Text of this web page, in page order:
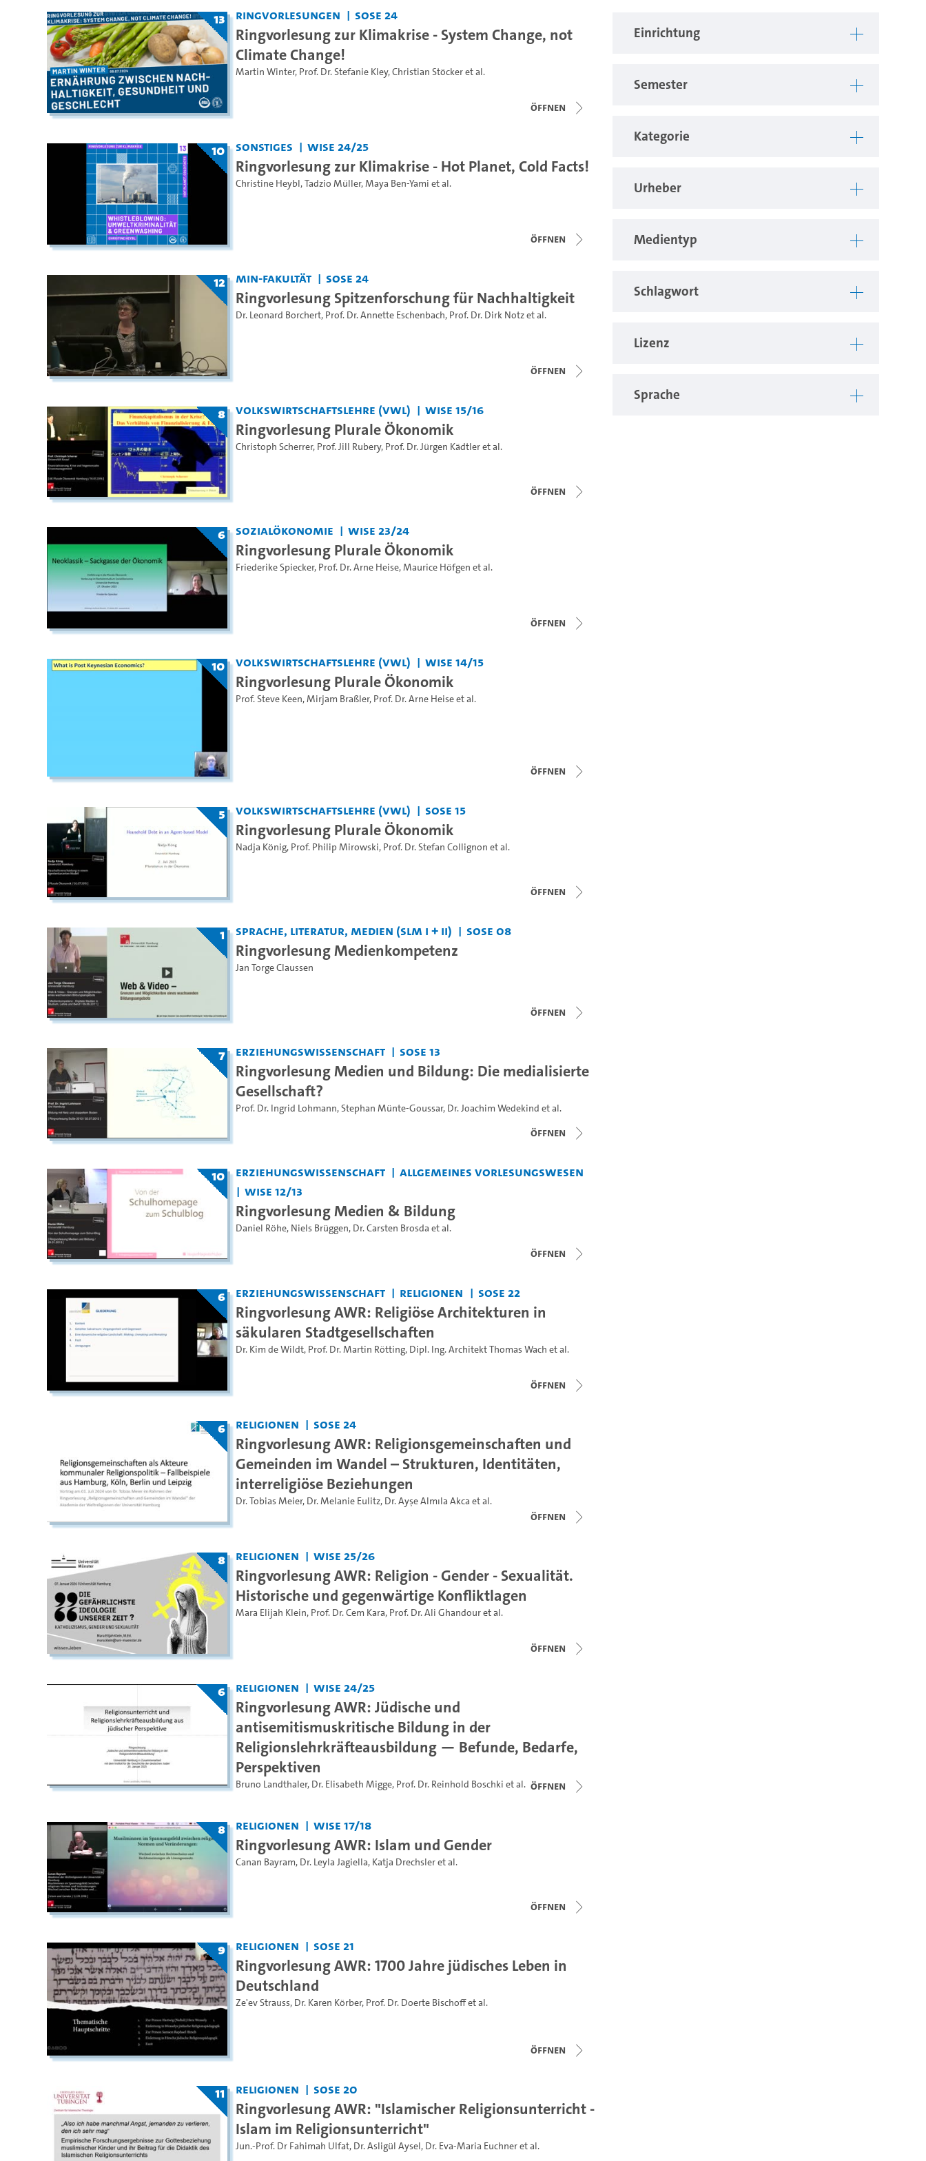
Einrichtung
Semester
Kategorie
Urheber
Medientyp
Schlagwort
Lizenz
Sprache
13 Ringvorlesungen SoSe 24
Ringvorlesung zur Klimakrise - System Change, not
Climate Change!
Martin Winter, Prof. Dr. Stefanie Kley,Christian Stöckeret al.
Öffnen
10 Sonstiges WiSe 24/25
Ringvorlesung zur Klimakrise - Hot Planet, Cold Facts!
Christine Heybl,Tadzio Müller,Maya Ben-Yami et al.
Öffnen
12 MIN-Fakultät SoSe 24
Ringvorlesung Spitzenforschung für Nachhaltigkeit
Dr. Leonard Borchert, Prof. Dr. Annette Eschenbach, Prof. Dr. Dirk Notzet al.
Öffnen
8 Volkswirtschaftslehre (VWL) WiSe 15/16
Ringvorlesung Plurale Ökonomik
Christoph Scherrer, Prof. Jill Rubery, Prof. Dr. Jürgen Kädtleret al.
Öffnen
6 Sozialökonomie WiSe 23/24
Ringvorlesung Plurale Ökonomik
Friederike Spiecker, Prof. Dr. Arne Heise,Maurice Höfgen et al.
Öffnen
10 Volkswirtschaftslehre (VWL) WiSe 14/15
Ringvorlesung Plurale Ökonomik
Prof. Steve Keen,Mirjam Braßler, Prof. Dr. Arne Heiseet al.
Öffnen
5 Volkswirtschaftslehre (VWL) SoSe 15
Ringvorlesung Plurale Ökonomik
Nadja König, Prof. Philip Mirowski, Prof. Dr. Stefan Collignon et al.
Öffnen
1 Sprache, Literatur, Medien (SLM I + II) SoSe 08
Ringvorlesung Medienkompetenz
Jan Torge Claussen
Öffnen
7 Erziehungswissenschaft SoSe 13
Ringvorlesung Medien und Bildung: Die medialisierte
Gesellschaft?
Prof. Dr. Ingrid Lohmann,Stephan Münte-Goussar, Dr. Joachim Wedekind et al.
Öffnen
10 Erziehungswissenschaft
Allgemeines Vorlesungswesen
WiSe 12/13
Ringvorlesung Medien & Bildung
Daniel Röhe, Niels Brüggen, Dr. Carsten Brosda et al.
Öffnen
6 Erziehungswissenschaft Religionen SoSe 22
Ringvorlesung AWR: Religiöse Architekturen in
säkularen Stadtgesellschaften
Dr. Kim de Wildt, Prof. Dr. Martin Rötting, Dipl. Ing. Architekt Thomas Wach et al.
Öffnen
6 Religionen SoSe 24
Ringvorlesung AWR: Religionsgemeinschaften und
Gemeinden im Wandel – Strukturen, Identitäten,
interreligiöse Beziehungen
Dr. Tobias Meier, Dr. Melanie Eulitz, Dr. Ayşe Almıla Akca et al.
Öffnen
8 Religionen WiSe 25/26
Ringvorlesung AWR: Religion - Gender - Sexualität.
Historische und gegenwärtige Konfliktlagen
Mara Elijah Klein, Prof. Dr. Cem Kara, Prof. Dr. Ali Ghandouret al.
Öffnen
6 Religionen WiSe 24/25
Ringvorlesung AWR: Jüdische und
antisemitismuskritische Bildung in der
Religionslehrkräfteausbildung — Befunde, Bedarfe,
Perspektiven
Bruno Landthaler, Dr. Elisabeth Migge, Prof. Dr. Reinhold Boschki et al. Öffnen
8 Religionen WiSe 17/18
Ringvorlesung AWR: Islam und Gender
Canan Bayram, Dr. Leyla Jagiella, Katja Drechsleret al.
Öffnen
9 Religionen SoSe 21
Ringvorlesung AWR: 1700 Jahre jüdisches Leben in
Deutschland
Ze'ev Strauss, Dr. Karen Körber, Prof. Dr. Doerte Bischoffet al.
Öffnen
11 Religionen SoSe 20
Ringvorlesung AWR: "Islamischer Religionsunterricht -
Islam im Religionsunterricht"
Jun.-Prof. Dr Fahimah Ulfat, Dr. Asligül Aysel, Dr. Eva-Maria Euchneret al.